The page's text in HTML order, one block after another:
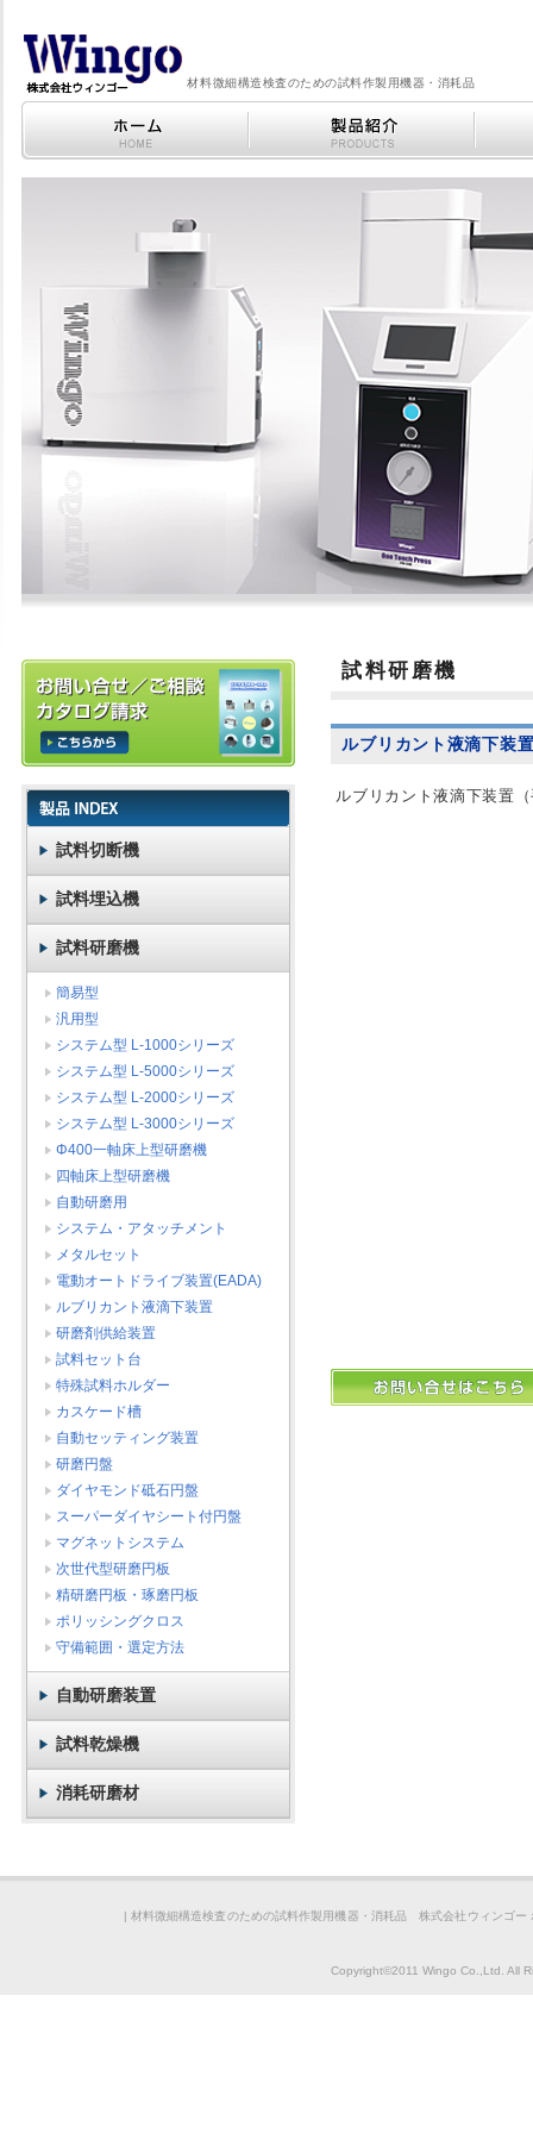
材料微細構造検査のための試料作製用機器・消耗品
試料研磨機
ルブリカント液滴下装
ルブリカント液滴下装置
試料切断機
試料埋込機
試料研磨機
簡易型
汎用型
システム型 L-1000シリーズ
システム型 L-5000シリーズ
システム型 L-2000シリーズ
システム型 L-3000シリーズ
Φ400一軸床上型研磨機
四軸床上型研磨機
自動研磨用
システム・アタッチメント
メタルセット
電動オートドライブ装置(EADA)
ルブリカント液滴下装置
研磨剤供給装置
試料セット台
特殊試料ホルダー
カスケード槽
自動セッティング装置
研磨円盤
ダイヤモンド砥石円盤
スーパーダイヤシート付円盤
マグネットシステム
次世代型研磨円板
精研磨円板・琢磨円板
ポリッシングクロス
守備範囲・選定方法
自動研磨装置
試料乾燥機
消耗研磨材
| 材料微細構造検査のための試料作製用機器・消耗品 株式会社ウィンゴー
Copyright©2011 Wingo Co.,Ltd. All